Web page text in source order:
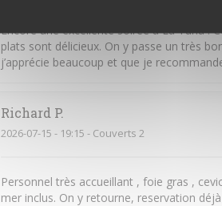
Encore une excellente soirée à La Tuna !
plats sont délicieux. On y passe un très
j’apprécie beaucoup et que je
Richard P
2026-07-15 - 19:15 - Couverts 2
Personnel très accueillant , foie gras ,
mer inclus. On y retourne, reservation